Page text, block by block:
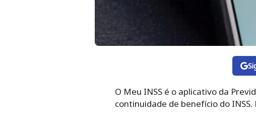
O Meu INSS é o aplicativo da
continuidade de benefício do